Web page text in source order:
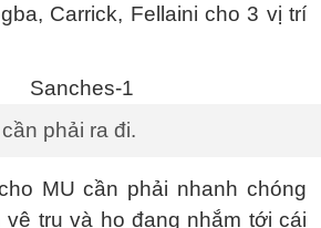
Carrick, Fellaini cho 3 vị trí
phải ra đi.
MU cần phải nhanh chóng
vệ trụ và họ đang nhắm tới cái